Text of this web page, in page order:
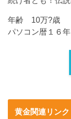
年齢 10万?歳
パソコン暦１６年
黄金関連リンク